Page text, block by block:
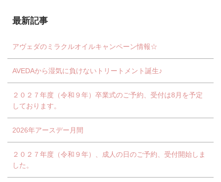
最新記事
アヴェダのミラクルオイルキャンペーン情報☆
AVEDAから湿気に負けないトリートメント誕生♪
２０２７年度（令和９年）卒業式のご予約、受付は8月を予定
しております。
2026年アースデー月間
２０２７年度（令和９年）、成人の日のご予約、受付開始しま
した。